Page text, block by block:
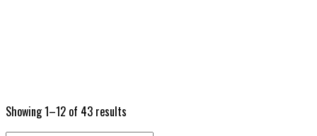
Showing 1–12 of 43 results